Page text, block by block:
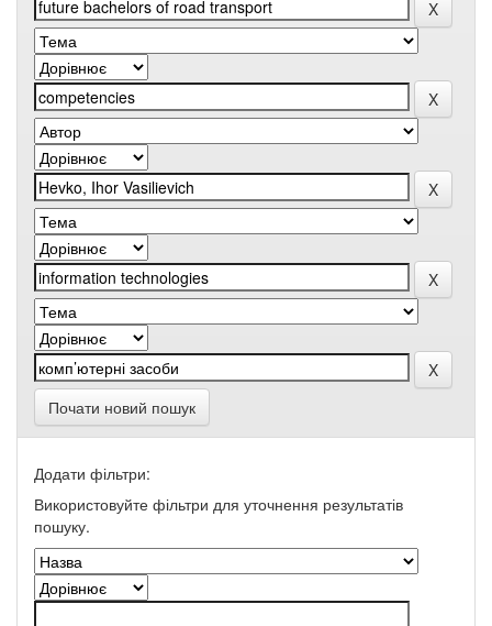
Почати новий пошук
Додати фільтри:
Використовуйте фільтри для уточнення результатів
пошуку.